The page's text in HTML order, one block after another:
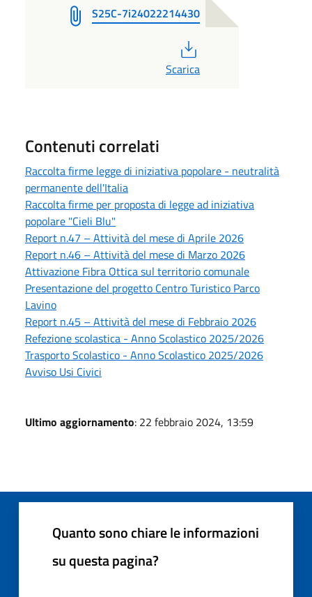
S25C-7i24022214430
Scarica
Contenuti correlati
Raccolta firme legge di iniziativa popolare - neutralità
permanente dell'Italia
Raccolta firme per proposta di legge ad iniziativa
popolare "Cieli Blu"
Report n.47 – Attività del mese di Aprile 2026
Report n.46 – Attività del mese di Marzo 2026
Attivazione Fibra Ottica sul territorio comunale
Presentazione del progetto Centro Turistico Parco
Lavino
Report n.45 – Attività del mese di Febbraio 2026
Refezione scolastica - Anno Scolastico 2025/2026
Trasporto Scolastico - Anno Scolastico 2025/2026
Avviso Usi Civici
Ultimo aggiornamento: 22 febbraio 2024, 13:59
Quanto sono chiare le informazioni
su questa pagina?